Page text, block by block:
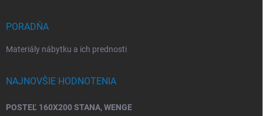
PORADŇA
Materiály nábytku a ich prednosti
NAJNOVŠIE HODNOTENIA
POSTEĽ 160X200 STANA, WENGE